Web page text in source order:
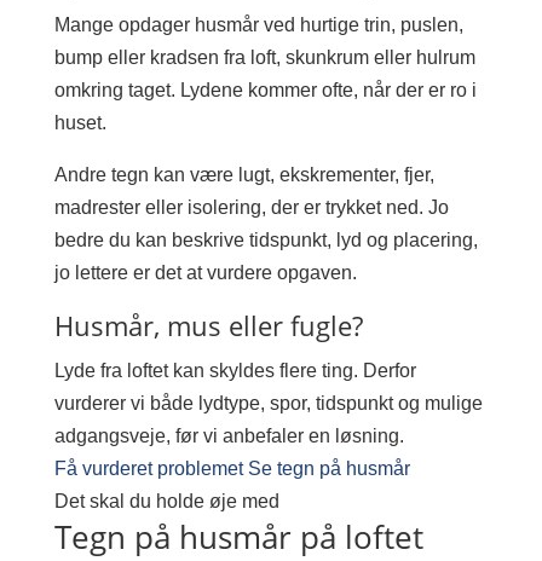
Mange opdager husmår ved hurtige trin, puslen,
bump eller kradsen fra loft, skunkrum eller hulrum
omkring taget. Lydene kommer ofte, når der er ro i
huset.
Andre tegn kan være lugt, ekskrementer, fjer,
madrester eller isolering, der er trykket ned. Jo
bedre du kan beskrive tidspunkt, lyd og placering,
jo lettere er det at vurdere opgaven.
Husmår, mus eller fugle?
Lyde fra loftet kan skyldes flere ting. Derfor
vurderer vi både lydtype, spor, tidspunkt og mulige
adgangsveje, før vi anbefaler en løsning.
Få vurderet problemet Se tegn på husmår
Det skal du holde øje med
Tegn på husmår på loftet